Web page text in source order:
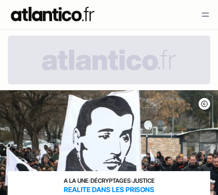
A LA UNE›DÉCRYPTAGES›JUSTICE
REALITE DANS LES PRISONS